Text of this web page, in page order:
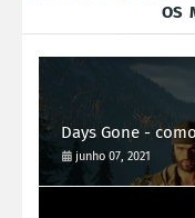
OS
Days Gone -
junho 07, 2021